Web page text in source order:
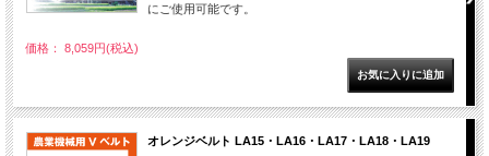
にご使用可能です。
価格： 8,059円(税込)
オレンジベルト LA15・LA16・LA17・LA18・LA19